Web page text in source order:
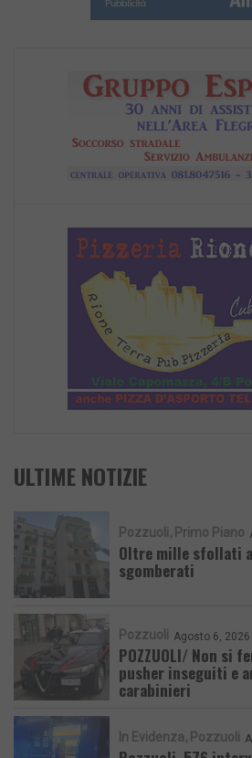
ULTIME NOTIZIE
Pozzuoli Primo Piano
Oltre mille sfollati
sgomberati
Pozzuoli Agosto 6, 2026
POZZUOLI/ Non si
pusher inseguiti e
carabinieri
In Evidenza Pozzuoli